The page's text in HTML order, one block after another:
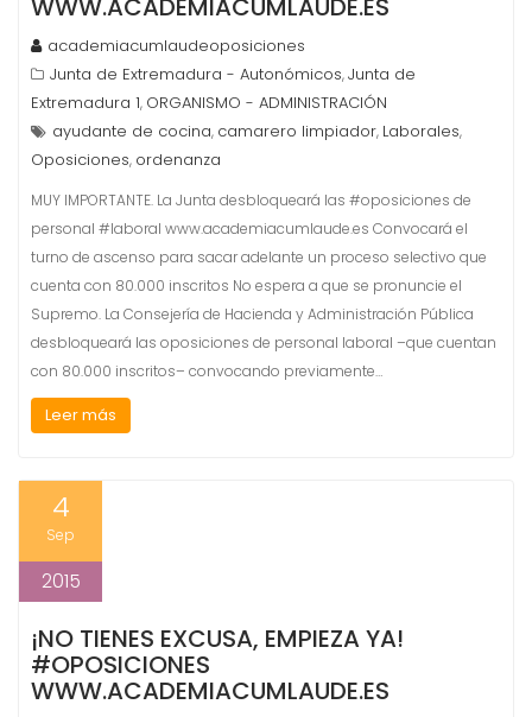
WWW.ACADEMIACUMLAUDE.ES
academiacumlaudeoposiciones
Junta de Extremadura - Autonómicos,Junta de
Extremadura 1, ORGANISMO - ADMINISTRACIÓN
ayudante de cocina, camarero limpiador, Laborales,
Oposiciones, ordenanza
MUY IMPORTANTE. La Junta desbloqueará las #oposiciones de
personal #laboral www.academiacumlaude.es Convocará el
turno de ascenso para sacar adelante un proceso selectivo que
cuenta con 80.000 inscritos No espera a que se pronuncie el
Supremo. La Consejería de Hacienda y Administración Pública
desbloqueará las oposiciones de personal laboral –que cuentan
con 80.000 inscritos– convocando previamente…
Leer más
4
Sep
2015
¡NO TIENES EXCUSA, EMPIEZA YA!
#OPOSICIONES
WWW.ACADEMIACUMLAUDE.ES